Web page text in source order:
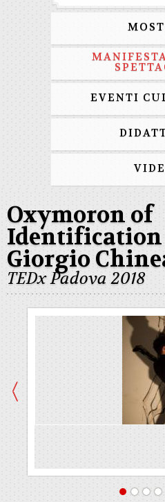
EVENTI
Oxymoron of
Identification
Giorgio
TEDx Padova 2018